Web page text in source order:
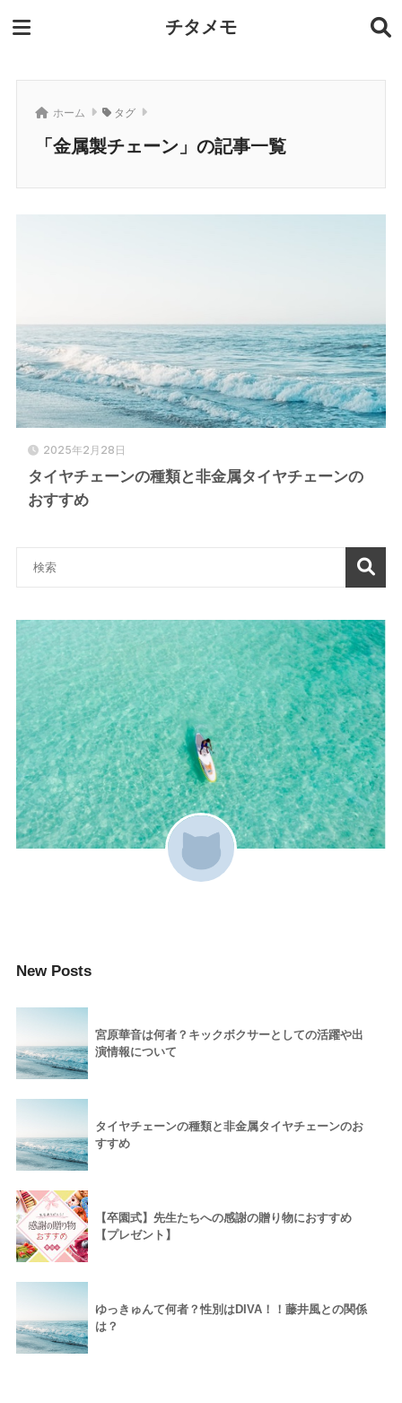
チタメモ
ホーム タグ
「金属製チェーン」の記事一覧
2025年2月28日
タイヤチェーンの種類と非金属タイヤチェーンの
おすすめ
New Posts
宮原華音は何者？キックボクサーとしての活躍や出
演情報について
タイヤチェーンの種類と非金属タイヤチェーンのお
すすめ
【卒園式】先生たちへの感謝の贈り物におすすめ
【プレゼント】
ゆっきゅんて何者？性別はDIVA！！藤井風との関係
は？